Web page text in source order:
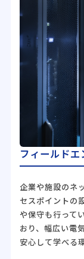
フィールドエ
企業や施設のネ
セスポイントの
や保守も行って
おり、幅広い電
安心して学べる